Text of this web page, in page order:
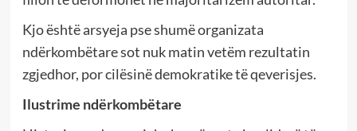
Kjo është arsyeja pse shumë organizata
ndërkombëtare sot nuk matin vetëm rezultatin
zgjedhor, por cilësinë demokratike të qeverisjes.
Ilustrime ndërkombëtare